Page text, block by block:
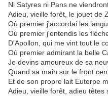
Ni Satyres ni Pans ne
Adieu, vieille forêt, le jouet de
Où premier j'accordai les
Où premier j'entendis les
D'Apollon, qui me vint tout le
Où premier admirant la belle
Je devins amoureux de sa
Quand sa main sur le front
Et de son propre lait Euterpe
Adieu, vieille forêt, adieu têtes